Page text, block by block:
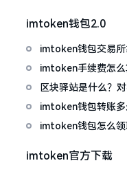
imtoken钱包2.0
imtoken钱包交易所
里话
imtoken手续费怎么
区块驿站是什么？
imtoken钱包转账
imtoken钱包怎么
imtoken官方下载